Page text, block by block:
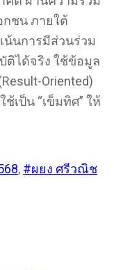
กชน ภายใต้
น้นการมีส่วนร่วม
ติได้จริง ใช้ข้อมูล
Oriented)
เป็น “เข็มทิศ” ให้
, #ผยง ศรีวณิช